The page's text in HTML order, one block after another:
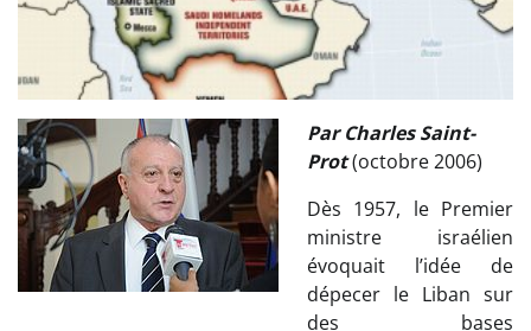
Par Charles Saint-
Prot(octobre 2006)
Dès 1957, le Premier
ministre israélien
évoquait l’idée de
dépecer le Liban sur
des bases